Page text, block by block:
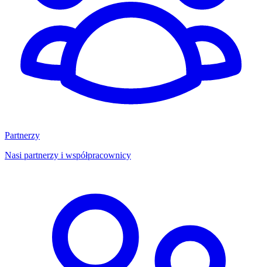
Partnerzy
Nasi partnerzy i współpracownicy